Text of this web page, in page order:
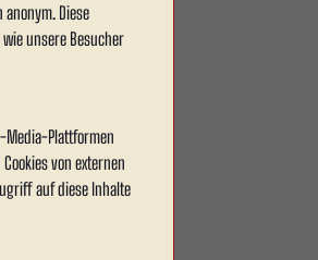
Diese
unsere Besucher
Media-Plattformen
von externen
auf diese Inhalte